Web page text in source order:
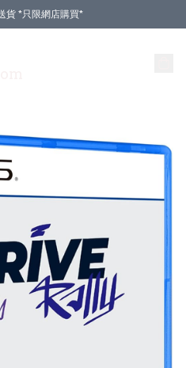
貨 *只限網店購買*